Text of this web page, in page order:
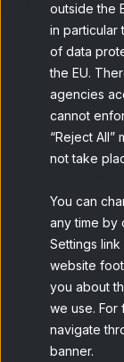
outside the
in particular
of data
the EU.
agencies
cannot
“Reject All”
not take
You can
any time by
Settings
website
you about
we use. For
navigate
banner.
Home
Nadie
datos. La
población
personas
el 'cómo'.
responder
¿Existen